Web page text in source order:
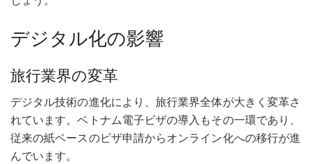
デジタル化の影響
旅行業界の変革
デジタル技術の進化により、旅行業界全体が大きく変革さ
れています。ベトナム電子ビザの導入もその一環であり、
従来の紙ベースのビザ申請からオンライン化への移行が進
んでいます。